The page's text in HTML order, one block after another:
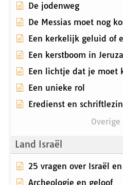
De jodenweg
De Messias moet nog
Een kerkelijk geluid of
Een kerstboom in
Een lichtje dat je moet
Een unieke rol
Eredienst en
Land Israël
25 vragen over Israël
Archeologie en geloof